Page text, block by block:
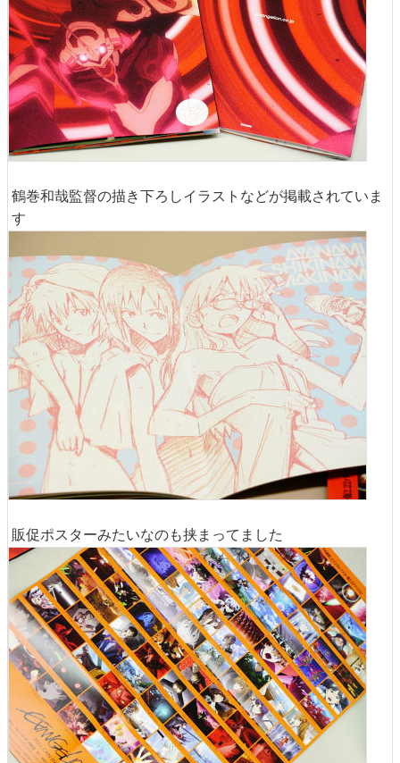
鶴巻和哉監督の描き下ろしイラストなどが掲載されていま
す
販促ポスターみたいなのも挟まってました